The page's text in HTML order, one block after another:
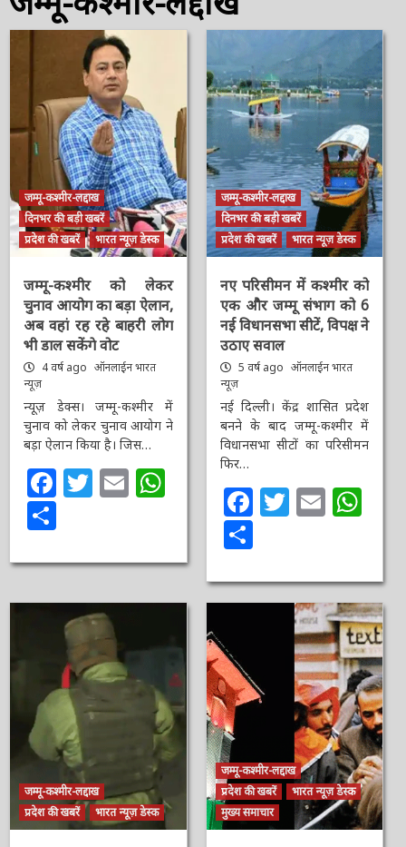
जम्मू-कश्मीर-लद्दाख
दिनभर की बड़ी खबरें
प्रदेश की खबरें
भारत न्यूज़ डेस्क
जम्मू-कश्मीर को लेकर
चुनाव आयोग का बड़ा ऐलान,
अब वहां रह रहे बाहरी लोग
भी डाल सकेंगे वोट
4 वर्ष ago ऑनलाईन भारत
न्यूज़
न्यूज़ डेक्स। जम्मू-कश्मीर में
चुनाव को लेकर चुनाव आयोग ने
बड़ा ऐलान किया है। जिस…
Facebook
Twitter
EmailWhatsApp
जम्मू-कश्मीर-लद्दाख
दिनभर की बड़ी खबरें
प्रदेश की खबरें
भारत न्यूज़ डेस्क
नए परिसीमन में कश्मीर को
एक और जम्मू संभाग को 6
नई विधानसभा सीटें, विपक्ष ने
उठाए सवाल
5 वर्ष ago ऑनलाईन भारत
न्यूज़
नई दिल्ली। केंद्र शासित प्रदेश
बनने के बाद जम्मू-कश्मीर में
विधानसभा सीटों का परिसीमन
फिर…
Facebook
Twitter
Email
Share
जम्मू-कश्मीर-लद्दाख
प्रदेश की खबरें
भारत न्यूज़ डेस्क
जम्मू-कश्मीर-लद्दाख
प्रदेश की खबरें
भारत न्यूज़ डेस्क
मुख्य समाचार